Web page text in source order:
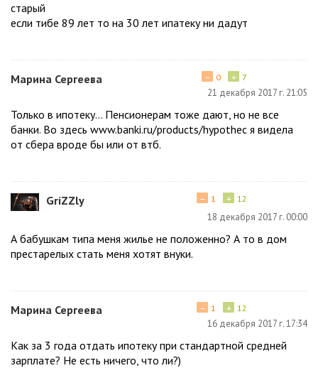
старый
если тибе 89 лет то на 30 лет ипатеку ни дадут
Марина Сергеева + 7
− 0
21 декабря 2017 г. 21:05
Только в ипотеку... Пенсионерам тоже дают, но не все
банки. Во здесь www.banki.ru/products/hypothec я видела
от сбера вроде бы или от втб.
GriZZly + 12
− 1
18 декабря 2017 г. 00:00
А бабушкам типа меня жилье не положенно? А то в дом
престарелых стать меня хотят внуки.
Марина Сергеева + 12
− 1
16 декабря 2017 г. 17:34
Как за 3 года отдать ипотеку при стандартной средней
зарплате? Не есть ничего, что ли?)